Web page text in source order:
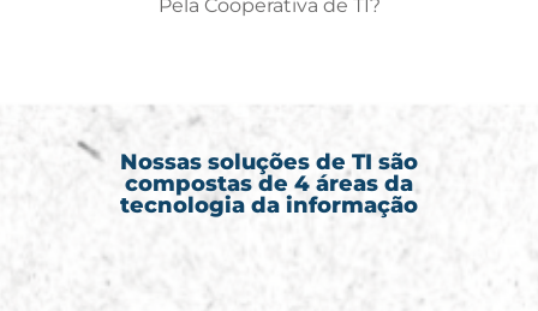
Nossas soluções de TI são
compostas de 4 áreas da
tecnologia da informação